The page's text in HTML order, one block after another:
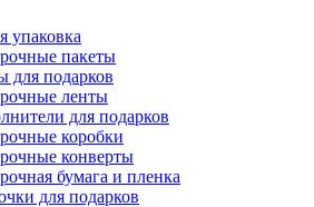
упаковка
пакеты
для подарков
ленты
для подарков
коробки
конверты
бумага и пленка
для подарков